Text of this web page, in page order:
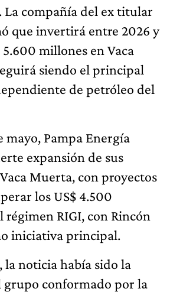
La compañía del ex titular
que invertirá entre 2026 y
millones en Vaca
siendo el principal
de petróleo del
mayo, Pampa Energía
expansión de sus
Muerta, con proyectos
los US$ 4.500
régimen RIGI, con Rincón
iniciativa principal.
la noticia había sido la
grupo conformado por la